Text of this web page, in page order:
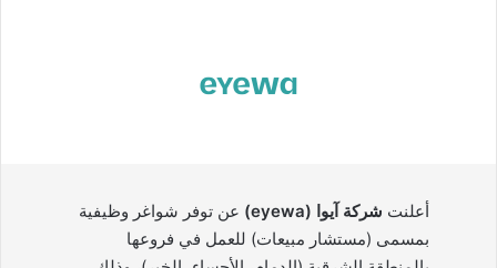
أعلنت شركة آيوا (eyewa)
عن توفر شواغر وظيفية
بمسمى (مستشار مبيعات) للعمل في فروعها